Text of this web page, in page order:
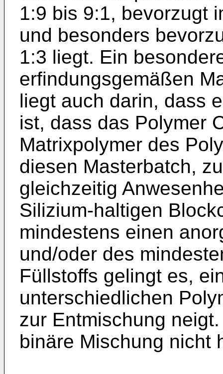
1:9 bis 9:1, bevorzugt
und besonders
1:3 liegt. Ein
erfindungsgemäßen
liegt auch darin, dass
ist, dass das Polymer
Matrixpolymer des
diesen Masterbatch,
gleichzeitig
Silizium-haltigen
mindestens einen
und/oder des
Füllstoffs gelingt es,
unterschiedlichen
zur Entmischung
binäre Mischung nicht